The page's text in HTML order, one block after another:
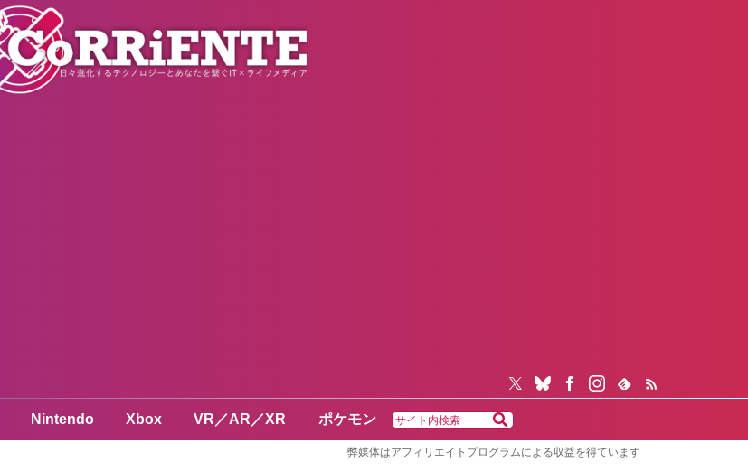
Nintendo Xbox VR／AR／XR ポケモン
弊媒体はアフィリエイトプログラムによる収益を得ています